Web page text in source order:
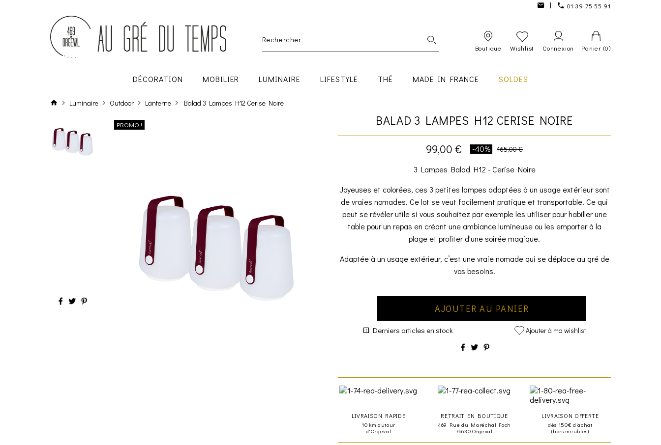
01 39 75 55 91
Boutique Wishlist Connexion Panier (0)
DÉCORATION MOBILIER LUMINAIRE LIFESTYLE THÉ MADE IN FRANCE SOLDES
Luminaire Outdoor Lanterne Balad 3 Lampes H12 Cerise Noire
PROMO ! BALAD 3 LAMPES H12 CERISE NOIRE
99,00 € -40% 165,00 €
3 Lampes Balad H12 - Cerise Noire
Joyeuses et colorées, ces 3 petites lampes adaptées à un usage extérieur sont
de vraies nomades. Ce lot se veut facilement pratique et transportable. Ce qui
peut se révéler utile si vous souhaitez par exemple les utiliser pour habiller une
table pour un repas en créant une ambiance lumineuse ou les emporter à la
plage et profiter d'une soirée magique.
Adaptée à un usage extérieur, c’est une vraie nomade qui se déplace au gré de
vos besoins.
AJOUTER AU PANIER
Derniers articles en stock Ajouter à ma wishlist
LIVRAISON RAPIDE
10 km autour
d'Orgeval
RETRAIT EN BOUTIQUE
469 Rue du Maréchal Foch
78630 Orgeval
LIVRAISON OFFERTE
dès 150€ d'achat
(hors meubles)